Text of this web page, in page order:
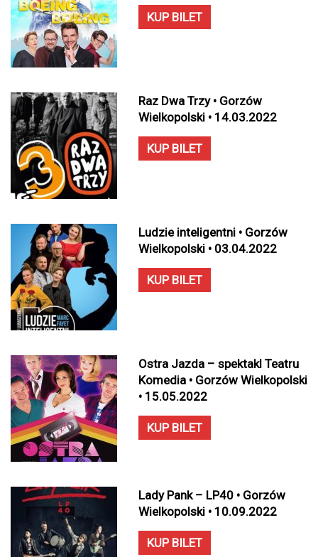
KUP BILET
Raz Dwa Trzy • Gorzów
Wielkopolski • 14.03.2022
KUP BILET
Ludzie inteligentni • Gorzów
Wielkopolski • 03.04.2022
KUP BILET
Ostra Jazda – spektakl Teatru
Komedia • Gorzów Wielkopolski
• 15.05.2022
KUP BILET
Lady Pank – LP40 • Gorzów
Wielkopolski • 10.09.2022
KUP BILET